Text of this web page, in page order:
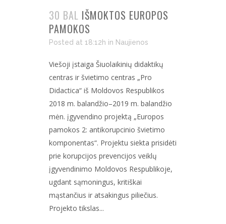
30 BAL IŠMOKTOS EUROPOS
PAMOKOS
Posted at 18:12h in Naujienos
Viešoji įstaiga Šiuolaikinių didaktikų
centras ir švietimo centras „Pro
Didactica“ iš Moldovos Respublikos
2018 m. balandžio–2019 m. balandžio
mėn. įgyvendino projektą „Europos
pamokos 2: antikorupcinio švietimo
komponentas“. Projektu siekta prisidėti
prie korupcijos prevencijos veiklų
įgyvendinimo Moldovos Respublikoje,
ugdant sąmoningus, kritiškai
mąstančius ir atsakingus piliečius.
Projekto tikslas...